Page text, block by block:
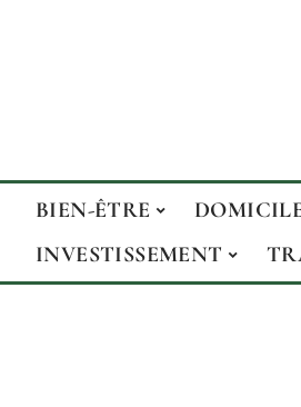
BIEN-ÊTRE
INVESTISSEMENT